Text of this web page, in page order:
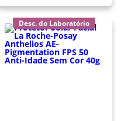
Desc. do Laboratório